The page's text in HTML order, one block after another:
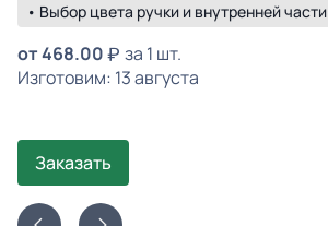
• Выбор цвета ручки и внутренней части
от468.00
за 1 шт.
Изготовим: 13 августа
Заказать